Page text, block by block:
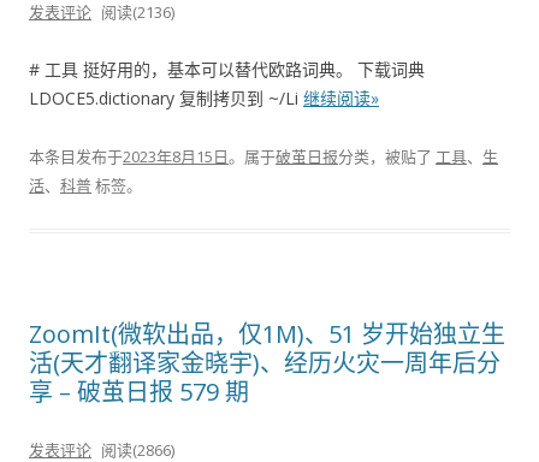
发表评论 阅读(2136)
# 工具 挺好用的，基本可以替代欧路词典。 下载词典
LDOCE5.dictionary 复制拷贝到 ~/Li 继续阅读»
本条目发布于2023年8月15日。属于破茧日报分类，被贴了 工具、 生
活、 科普标签。
ZoomIt(微软出品，仅1M)、51 岁开始独立生
活(天才翻译家金晓宇)、经历火灾一周年后分
享 – 破茧日报 579 期
发表评论 阅读(2866)